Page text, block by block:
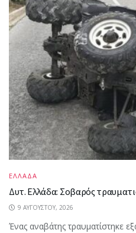
ΕΛΛΑΔΑ
Δυτ. Ελλάδα: Σοβαρός
9 ΑΥΓΟΎΣΤΟΥ, 2026
Ένας αναβάτης τραυματίστηκε